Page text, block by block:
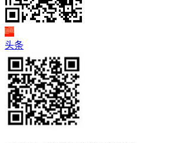
头条